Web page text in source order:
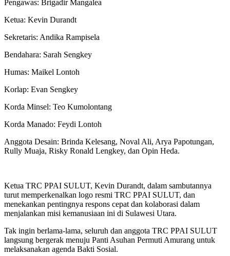
Pengawas: Brigadir Mangalea‎‎
Ketua: Kevin Durandt
‎‎Sekretaris: Andika Rampisela‎‎
Bendahara: Sarah Sengkey‎‎
Humas: Maikel Lontoh‎‎
Korlap: Evan Sengkey‎‎
Korda Minsel: Teo Kumolontang‎‎
Korda Manado: Feydi Lontoh
‎‎Anggota Desain: Brinda Kelesang, Noval Ali, Arya Papotungan,
Rully Muaja, Risky Ronald Lengkey, dan Opin Heda.
Ketua TRC PPAI SULUT, Kevin Durandt, dalam sambutannya
turut memperkenalkan logo resmi TRC PPAI SULUT, dan
menekankan pentingnya respons cepat dan kolaborasi dalam
menjalankan misi kemanusiaan ini di Sulawesi Utara.
Tak ingin berlama-lama, seluruh dan anggota TRC PPAI SULUT
langsung bergerak menuju Panti Asuhan Permuti Amurang untuk
melaksanakan agenda Bakti Sosial. ‎‎